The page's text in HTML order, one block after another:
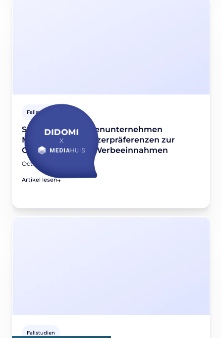
Fallstudien
So nutzt das Medienunternehmen
Mediahuis die Nutzerpräferenzen zur
Optimierung der Werbeeinnahmen
October 5, 2022
Artikel lesen
Fallstudien